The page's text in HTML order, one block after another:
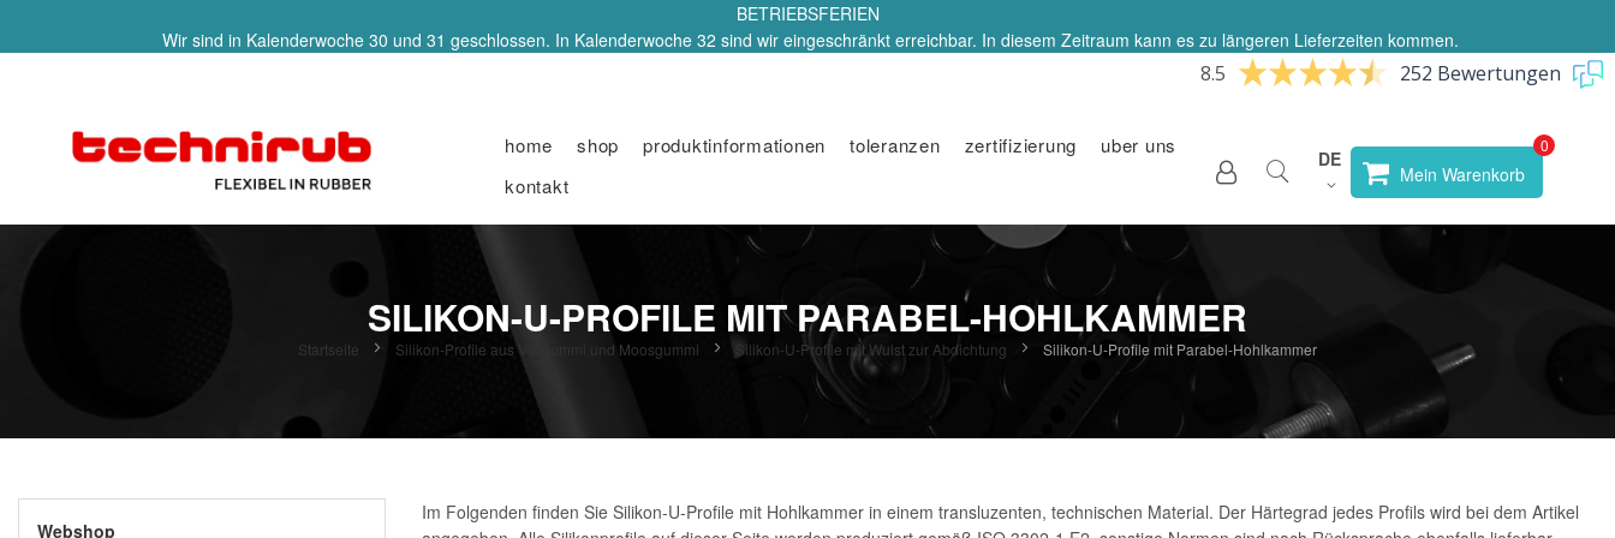
BETRIEBSFERIEN
Wir sind in Kalenderwoche 30 und 31 geschlossen. In Kalenderwoche 32 sind wir eingeschränkt erreichbar. In diesem Zeitraum kann es zu längeren Lieferzeiten kommen.
8.5 252 Bewertungen
home shop produktinformationen toleranzen zertifizierung
uber uns
kontakt
Store
wählen
Sprache
DE
Mein Warenkorb
SILIKON-U-PROFILE MIT PARABEL-HOHLKAMMER
Startseite Silikon-Profile aus Vollgummi und Moosgummi Silikon-U-Profile mit Wulst zur Abdichtung Silikon-U-Profile mit Parabel-Hohlkammer
Im Folgenden finden Sie Silikon-U-Profile mit Hohlkammer in einem transluzenten, technischen Material. Der Härtegrad jedes Profils wird bei dem Artikel
Webshop